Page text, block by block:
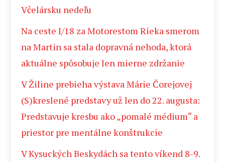
Včelársku nedeľu
Na ceste I/18 za Motorestom Rieka smerom
na Martin sa stala dopravná nehoda, ktorá
aktuálne spôsobuje len mierne zdržanie
V Žiline prebieha výstava Márie Čorejovej
(S)kreslené predstavy už len do 22. augusta:
Predstavuje kresbu ako „pomalé médium“ a
priestor pre mentálne konštrukcie
V Kysuckých Beskydách sa tento víkend 8-9.